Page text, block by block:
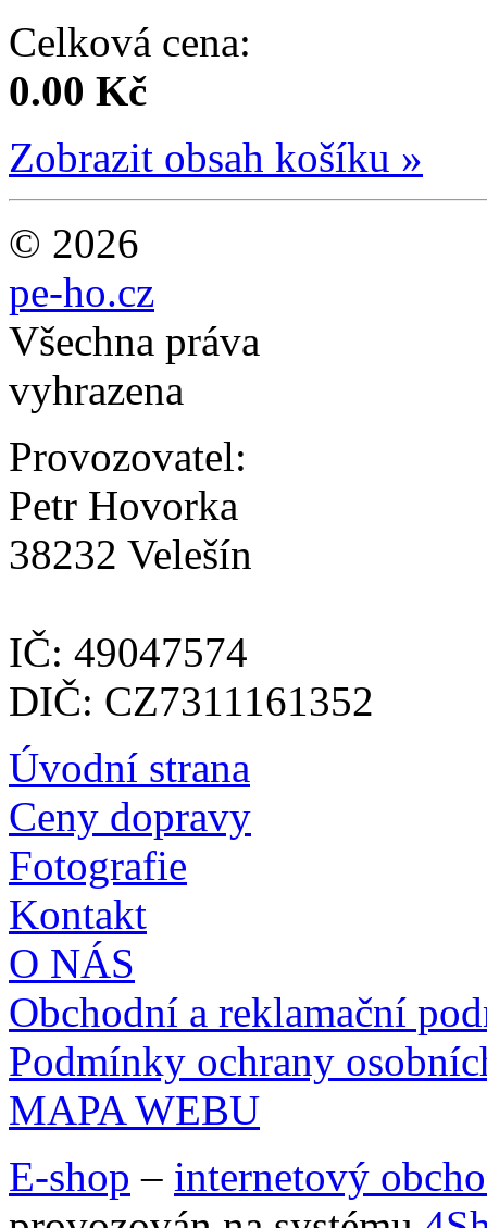
Celková cena:
0.00 Kč
Zobrazit obsah košíku »
© 2026
pe-ho.cz
Všechna práva
vyhrazena
Provozovatel:
Petr Hovorka
38232 Velešín
IČ: 49047574
DIČ: CZ7311161352
Úvodní strana
Ceny dopravy
Fotografie
Kontakt
O NÁS
Obchodní a reklamační
Podmínky ochrany
MAPA WEBU
E-shop – internetový